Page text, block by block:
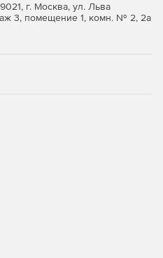
содержащие
г. Москва, ул. Льва
3, помещение 1, комн. № 2, 2а